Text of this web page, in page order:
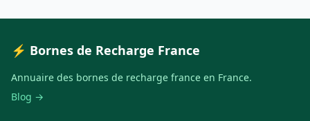
⚡ Bornes de Recharge France
Annuaire des bornes de recharge france en France.
Blog →